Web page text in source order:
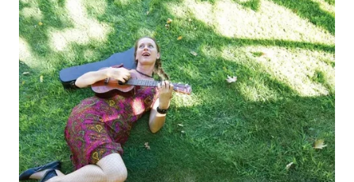
WN
LANGKAT
WN
TAPANULI
SELATAN
WN
TANJUNG
LESUNG